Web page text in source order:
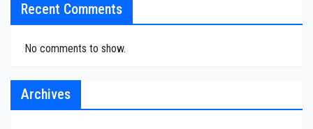
Recent Comments
No comments to show.
Archives